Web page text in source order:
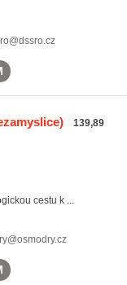
139,89
cestu k ...